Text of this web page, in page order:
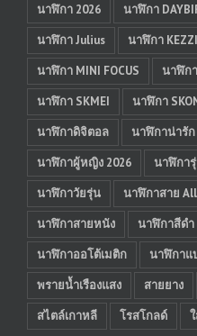
นาฬิกา 2026
นาฬิกา
นาฬิกา Julius
นาฬิกา KEZZI
นาฬิกา MINI FOCUS
นาฬิก
นาฬิกา SKMEI
นาฬิกา
นาฬิกาดิจิตอล
นาฬิกาน่ารัก
นาฬิกาผู้หญิง 2026
นาฬิกา
นาฬิกาวัยรุ่น
นาฬิกาสาย
นาฬิกาสายหนัง
นาฬิกาสีดำ
นาฬิกาออโต้เมติก
นาฬิกาแ
พรายน้ำเรืองแสง
สายยาง
สไตล์เกาหลี
โรสโกลด์